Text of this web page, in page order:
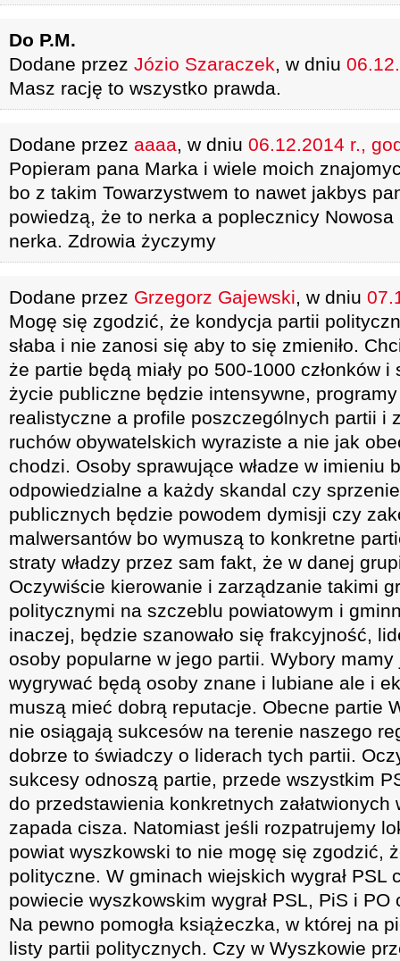
Do P.M.
Dodane przez Józio Szaraczek, w dniu
Masz rację to wszystko prawda.
Dodane przez aaaa, w dniu 06.12.2014 r.,
Popieram pana Marka i wiele moich
bo z takim Towarzystwem to nawet jakbys
powiedzą, że to nerka a poplecznicy
nerka. Zdrowia życzymy
Dodane przez Grzegorz Gajewski, w dniu
Mogę się zgodzić, że kondycja partii
słaba i nie zanosi się aby to się zmieniło.
że partie będą miały po 500-1000 członków
życie publiczne będzie intensywne,
realistyczne a profile poszczególnych partii i
ruchów obywatelskich wyraziste a nie jak
chodzi. Osoby sprawujące władze w imieniu
odpowiedzialne a każdy skandal czy
publicznych będzie powodem dymisji czy
malwersantów bo wymuszą to konkretne
straty władzy przez sam fakt, że w danej
Oczywiście kierowanie i zarządzanie takimi
politycznymi na szczeblu powiatowym i
inaczej, będzie szanowało się frakcyjność,
osoby popularne w jego partii. Wybory
wygrywać będą osoby znane i lubiane ale i
muszą mieć dobrą reputacje. Obecne partie
nie osiągają sukcesów na terenie naszego
dobrze to świadczy o liderach tych partii.
sukcesy odnoszą partie, przede wszystkim
do przedstawienia konkretnych załatwionych
zapada cisza. Natomiast jeśli rozpatrujemy
powiat wyszkowski to nie mogę się zgodzić,
polityczne. W gminach wiejskich wygrał PSL
powiecie wyszkowskim wygrał PSL, PiS i
Na pewno pomogła książeczka, w której na
listy partii politycznych. Czy w Wyszkowie